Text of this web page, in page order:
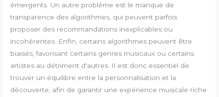
émergents. Un autre problème est le manque de
transparence des algorithmes, qui peuvent parfois
proposer des recommandations inexplicables ou
incohérentes. Enfin, certains algorithmes peuvent être
biaisés, favorisant certains genres musicaux ou certains
artistes au détriment d'autres. Il est donc essentiel de
trouver un équilibre entre la personnalisation et la
découverte, afin de garantir une expérience musicale riche